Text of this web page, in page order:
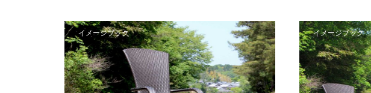
イメージブック イメージブック